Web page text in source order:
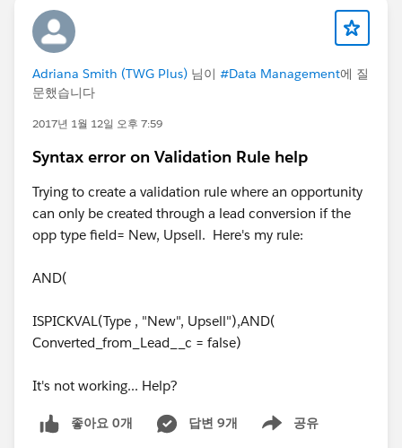
Adriana Smith (TWG Plus) 님이 #Data Management에 질
문했습니다
2017년 1월 12일 오후 7:59
Syntax error on Validation Rule help
Trying to create a validation rule where an opportunity
can only be created through a lead conversion if the
opp type field= New, Upsell. Here's my rule:
AND(
ISPICKVAL(Type , "New", Upsell"),AND(
Converted_from_Lead__c = false)
It's not working... Help?
좋아요 0개 답변 9개 공유
Show menu